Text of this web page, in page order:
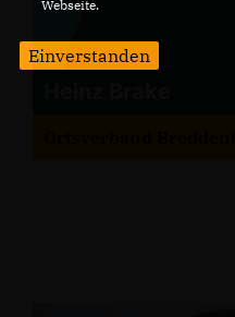
Webseite.
Einverstanden